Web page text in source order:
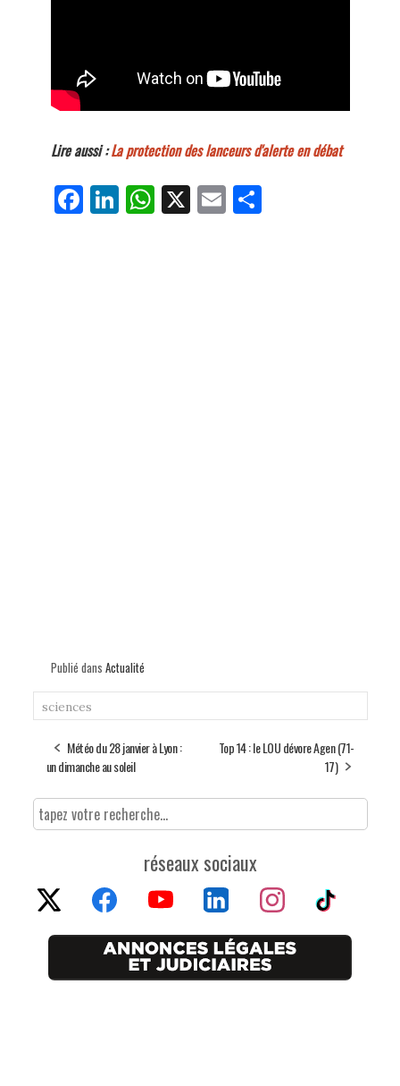
Lire aussi :La protection des lanceurs d'alerte en débat
Fa
ce
Li
nk
W
ha
X E
m
Pa
Publié dans Actualité
sciences
Météo du 28 janvier à Lyon :
un dimanche au soleil
Top 14 : le LOU dévore Agen (71-
17)
réseaux sociaux